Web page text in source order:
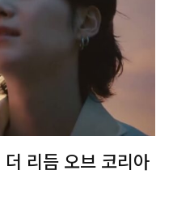
리듬 오브 코리아